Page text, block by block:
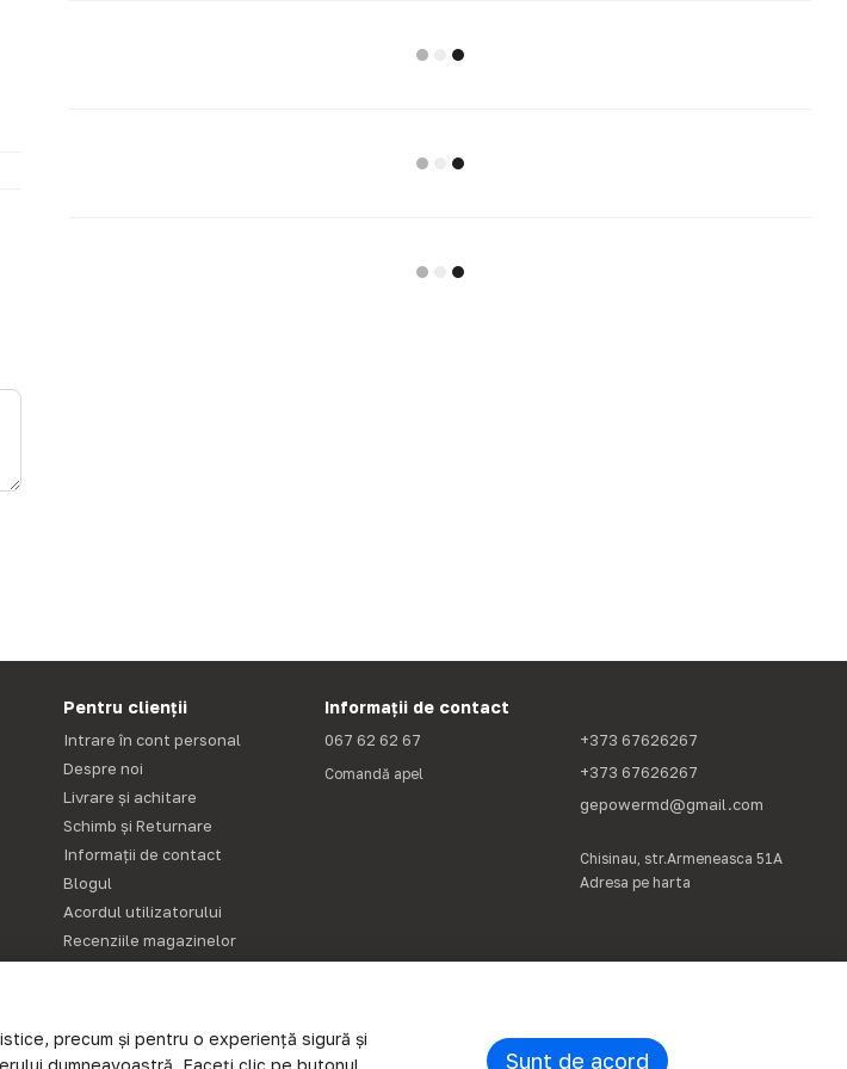
Pentru clienții
Intrare în cont personal
Despre noi
Livrare și achitare
Schimb și Returnare
Informații de contact
Blogul
Acordul utilizatorului
Recenziile magazinelor
socializare
Informații de contact
067 62 62 67
Comandă apel
+373 67626267
+373 67626267
gepowermd@gmail.com
Chisinau, str.Armeneasca 51A
Adresa pe harta
precum și pentru o experiență sigură și
dumneavoastră. Faceți clic pe butonul
Sunt de acord